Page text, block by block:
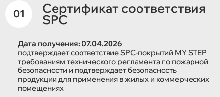
Сертификат соответствия
SPC
Дата получения: 07.04.2026
подтверждает соответствие SPC-покрытий MY STEP
требованиям технического регламента по пожарной
безопасности и подтверждает безопасность
продукции для применения в жилых и коммерческих
помещениях